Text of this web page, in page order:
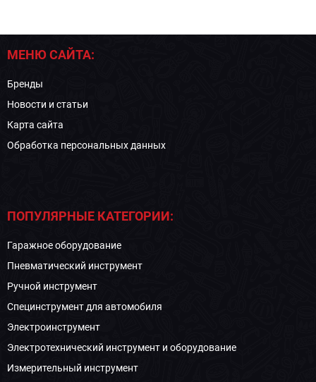
МЕНЮ САЙТА:
Бренды
Новости и статьи
Карта сайта
Обработка персональных данных
ПОПУЛЯРНЫЕ КАТЕГОРИИ:
Гаражное оборудование
Пневматический инструмент
Ручной инструмент
Специнструмент для автомобиля
Электроинструмент
Электротехнический инструмент и оборудование
Измерительный инструмент